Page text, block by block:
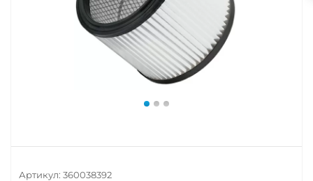
Артикул: 360038392